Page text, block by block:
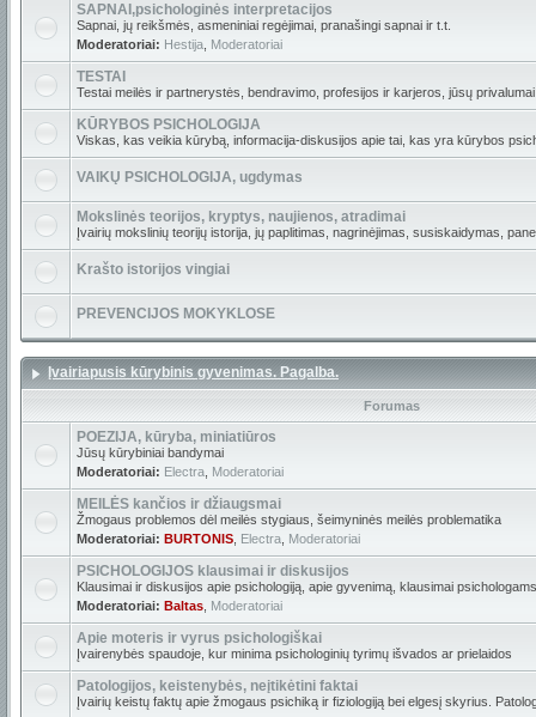
SAPNAI,psichologinės interpretacijos
Sapnai, jų reikšmės, asmeniniai regėjimai, pranašingi sapnai ir t.t.
Moderatoriai: Hestija Moderatoriai
TESTAI
Testai meilės ir partnerystės, bendravimo, profesijos ir karjeros, jūsų
KŪRYBOS PSICHOLOGIJA
Viskas, kas veikia kūrybą, informacija-diskusijos apie tai, kas yra kūrybos
VAIKŲ PSICHOLOGIJA, ugdymas
Mokslinės teorijos, kryptys, naujienos, atradimai
Įvairių mokslinių teorijų istorija, jų paplitimas, nagrinėjimas, susiskaidymas,
Krašto istorijos vingiai
PREVENCIJOS MOKYKLOSE
Įvairiapusis kūrybinis gyvenimas. Pagalba.
Forumas
POEZIJA, kūryba, miniatiūros
Jūsų kūrybiniai bandymai
Moderatoriai: Electra Moderatoriai
MEILĖS kančios ir džiaugsmai
Žmogaus problemos dėl meilės stygiaus, šeimyninės meilės problematika
Moderatoriai: BURTONIS Electra Moderatoriai
PSICHOLOGIJOS klausimai ir diskusijos
Klausimai ir diskusijos apie psichologiją, apie gyvenimą, klausimai
Moderatoriai: Baltas Moderatoriai
Apie moteris ir vyrus psichologiškai
Įvairenybės spaudoje, kur minima psichologinių tyrimų išvados ar prielaidos
Patologijos, keistenybės, neįtikėtini faktai
Įvairių keistų faktų apie žmogaus psichiką ir fiziologiją bei elgesį skyrius.